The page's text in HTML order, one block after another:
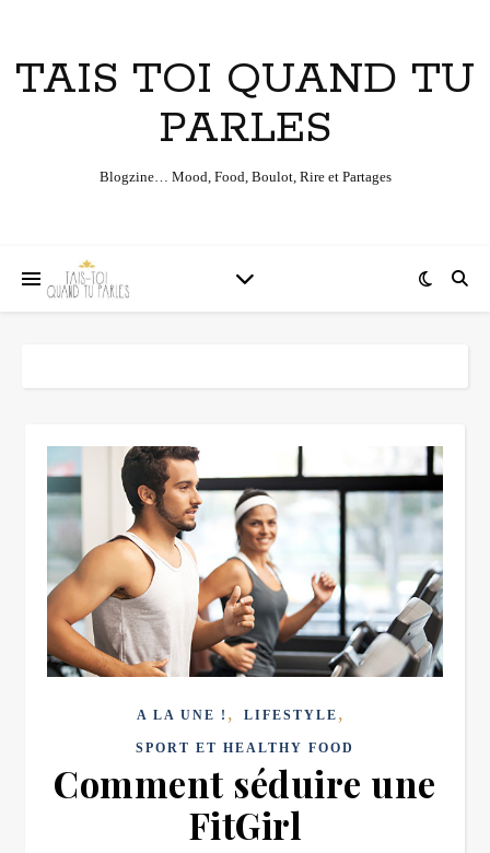
TAIS TOI QUAND TU
PARLES
Blogzine… Mood, Food, Boulot, Rire et Partages
A LA UNE ! , LIFESTYLE ,
SPORT ET HEALTHY FOOD
Comment séduire une
FitGirl